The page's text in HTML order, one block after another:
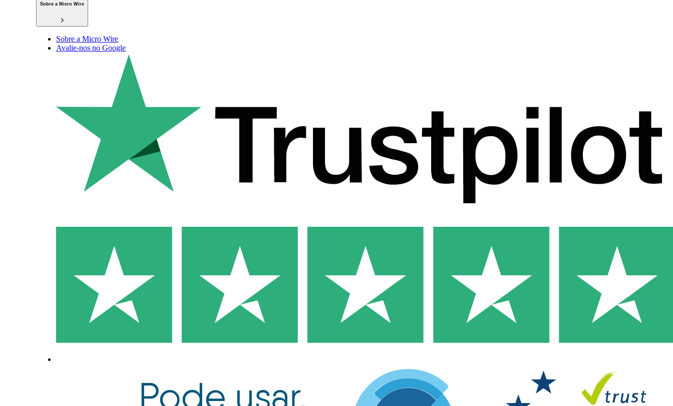
Sobre a Micro Wire
Sobre a Micro Wire
Avalie-nos no Google